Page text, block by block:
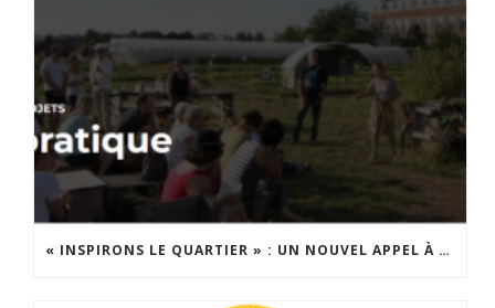
« INSPIRONS LE QUARTIER » : UN NOUVEL APPEL À PROJETS EST LANCÉ !